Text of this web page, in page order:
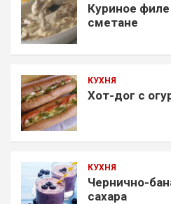
Куриное
сметане
КУХНЯ
Хот-дог с
КУХНЯ
Чернично-
сахара